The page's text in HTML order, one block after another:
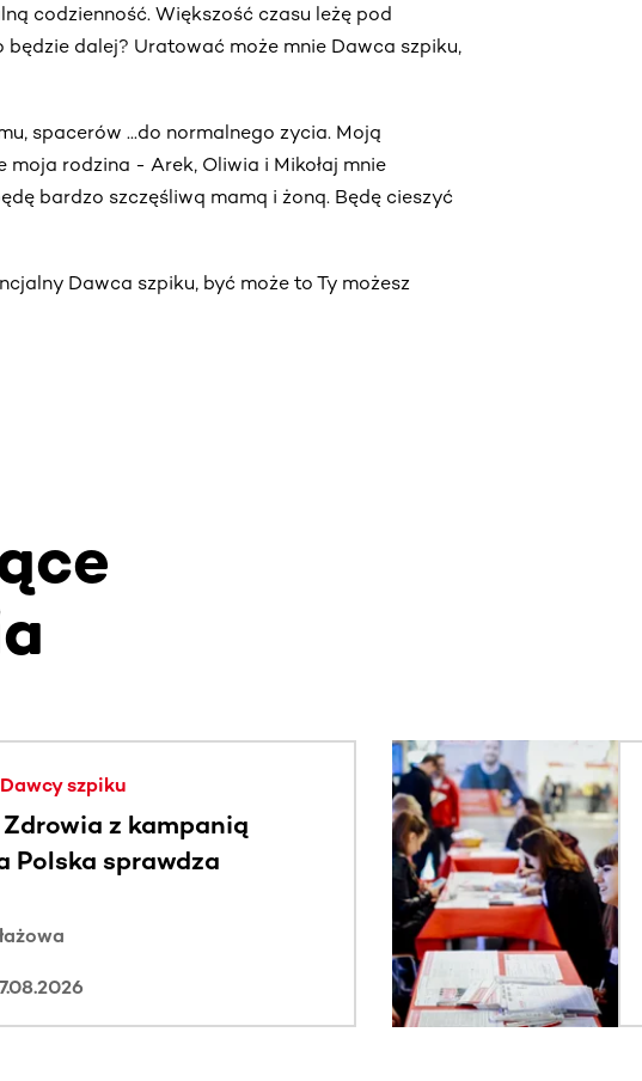
codzienność. Większość czasu leżę pod
dalej? Uratować może mnie Dawca szpiku,
spacerów ...do normalnego zycia. Moją
moja rodzina - Arek, Oliwia i Mikołaj mnie
bardzo szczęśliwq mamq i żonq. Będę cieszyć
Dawca szpiku, być może to Ty możesz
poziomie. Użyj klawisza Tab lub przesuń palcem, aby zobaczyć
szpiku
Zdrowia z kampanią
Polska sprawdza